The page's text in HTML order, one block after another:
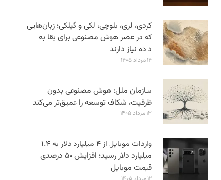
کردی، لری، بلوچی، لکی و گیلکی؛ زبان‌هایی
که در عصر هوش مصنوعی برای بقا به
داده نیاز دارند
۱۴ مرداد ۱۴۰۵
سازمان ملل: هوش مصنوعی بدون
ظرفیت، شکاف توسعه را عمیق‌تر می‌کند
۱۳ مرداد ۱۴۰۵
واردات موبایل از ۴ میلیارد دلار به ۱.۴
میلیارد دلار رسید؛ افزایش ۵۰ درصدی
قیمت موبایل